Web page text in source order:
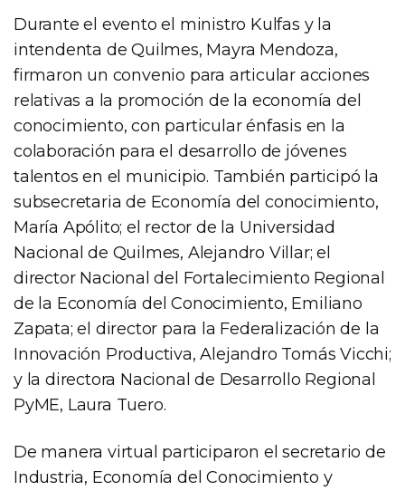
Durante el evento el ministro Kulfas y la
intendenta de Quilmes, Mayra Mendoza,
firmaron un convenio para articular acciones
relativas a la promoción de la economía del
conocimiento, con particular énfasis en la
colaboración para el desarrollo de jóvenes
talentos en el municipio. También participó la
subsecretaria de Economía del conocimiento,
María Apólito; el rector de la Universidad
Nacional de Quilmes, Alejandro Villar; el
director Nacional del Fortalecimiento Regional
de la Economía del Conocimiento, Emiliano
Zapata; el director para la Federalización de la
Innovación Productiva, Alejandro Tomás Vicchi;
y la directora Nacional de Desarrollo Regional
PyME, Laura Tuero.
De manera virtual participaron el secretario de
Industria, Economía del Conocimiento y